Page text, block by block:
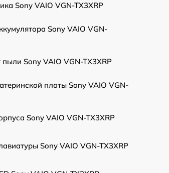
Sony VAIO VGN-TX3XRP
Sony VAIO VGN-
пыли Sony VAIO VGN-TX3XRP
платы Sony VAIO VGN-
Sony VAIO VGN-TX3XRP
Sony VAIO VGN-TX3XRP